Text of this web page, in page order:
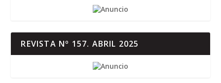
REVISTA Nº 157. ABRIL 2025